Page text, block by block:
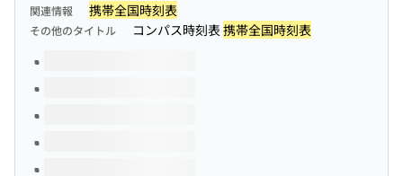
関連情報 携帯全国時刻表
その他のタイトル コンパス時刻表 携帯全国時刻表
このタイトルの巻号